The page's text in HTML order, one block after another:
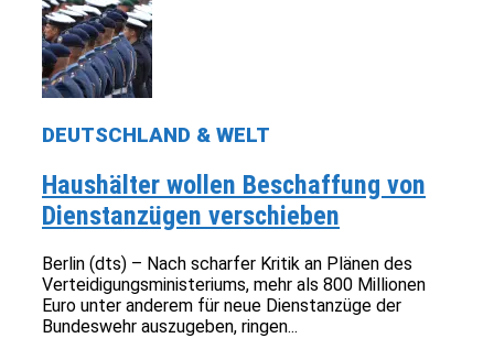
DEUTSCHLAND & WELT
Haushälter wollen Beschaffung von
Dienstanzügen verschieben
Berlin (dts) – Nach scharfer Kritik an Plänen des
Verteidigungsministeriums, mehr als 800 Millionen
Euro unter anderem für neue Dienstanzüge der
Bundeswehr auszugeben, ringen...